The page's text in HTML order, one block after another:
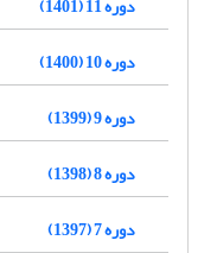
دوره 10 (1400)
دوره 9 (1399)
دوره 8 (1398)
دوره 7 (1397)